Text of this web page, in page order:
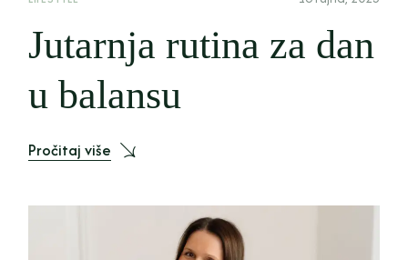
Jutarnja rutina za dan
u balansu
Pročitaj više